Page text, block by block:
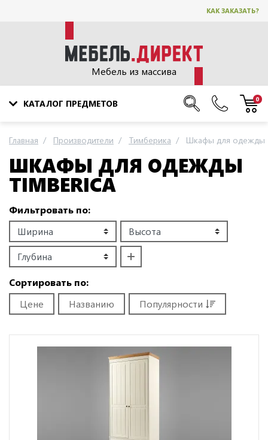
КАК ЗАКАЗАТЬ?
Мебель из массива
КАТАЛОГ ПРЕДМЕТОВ 0
Главная Производители Тимберика Шкафы для одежды
ШКАФЫ ДЛЯ ОДЕЖДЫ
TIMBERICA
Сортировать по:
Цене
Названию Популярности
Фильтровать по: